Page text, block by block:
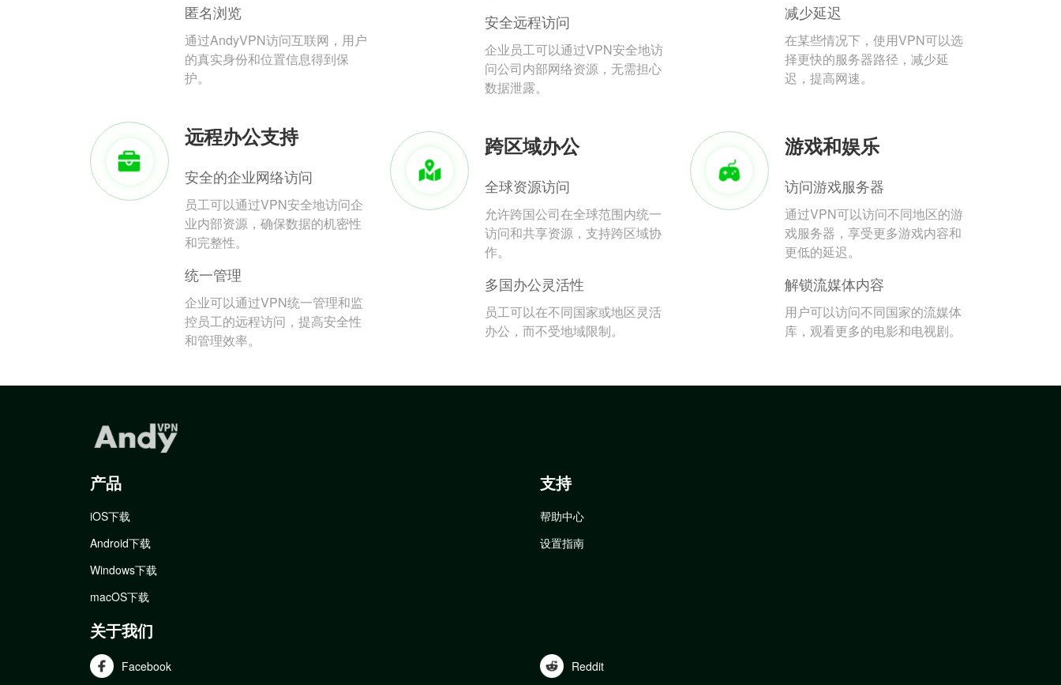
匿名浏览
通过AndyVPN访问互联网，用户
的真实身份和位置信息得到保
护。
安全远程访问
企业员工可以通过VPN安全地访
问公司内部网络资源，无需担心
数据泄露。
减少延迟
在某些情况下，使用VPN可以选
择更快的服务器路径，减少延
迟，提高网速。
远程办公支持
安全的企业网络访问
员工可以通过VPN安全地访问企
业内部资源，确保数据的机密性
和完整性。
统一管理
企业可以通过VPN统一管理和监
控员工的远程访问，提高安全性
和管理效率。
跨区域办公
全球资源访问
允许跨国公司在全球范围内统一
访问和共享资源，支持跨区域协
作。
多国办公灵活性
员工可以在不同国家或地区灵活
办公，而不受地域限制。
游戏和娱乐
访问游戏服务器
通过VPN可以访问不同地区的游
戏服务器，享受更多游戏内容和
更低的延迟。
解锁流媒体内容
用户可以访问不同国家的流媒体
库，观看更多的电影和电视剧。
产品
iOS下载
Android下载
Windows下载
macOS下载
支持
帮助中心
设置指南
关于我们
Facebook Reddit